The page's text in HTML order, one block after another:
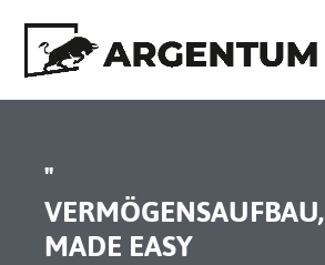
"
VERMÖGENSAUFBAU,
MADE EASY